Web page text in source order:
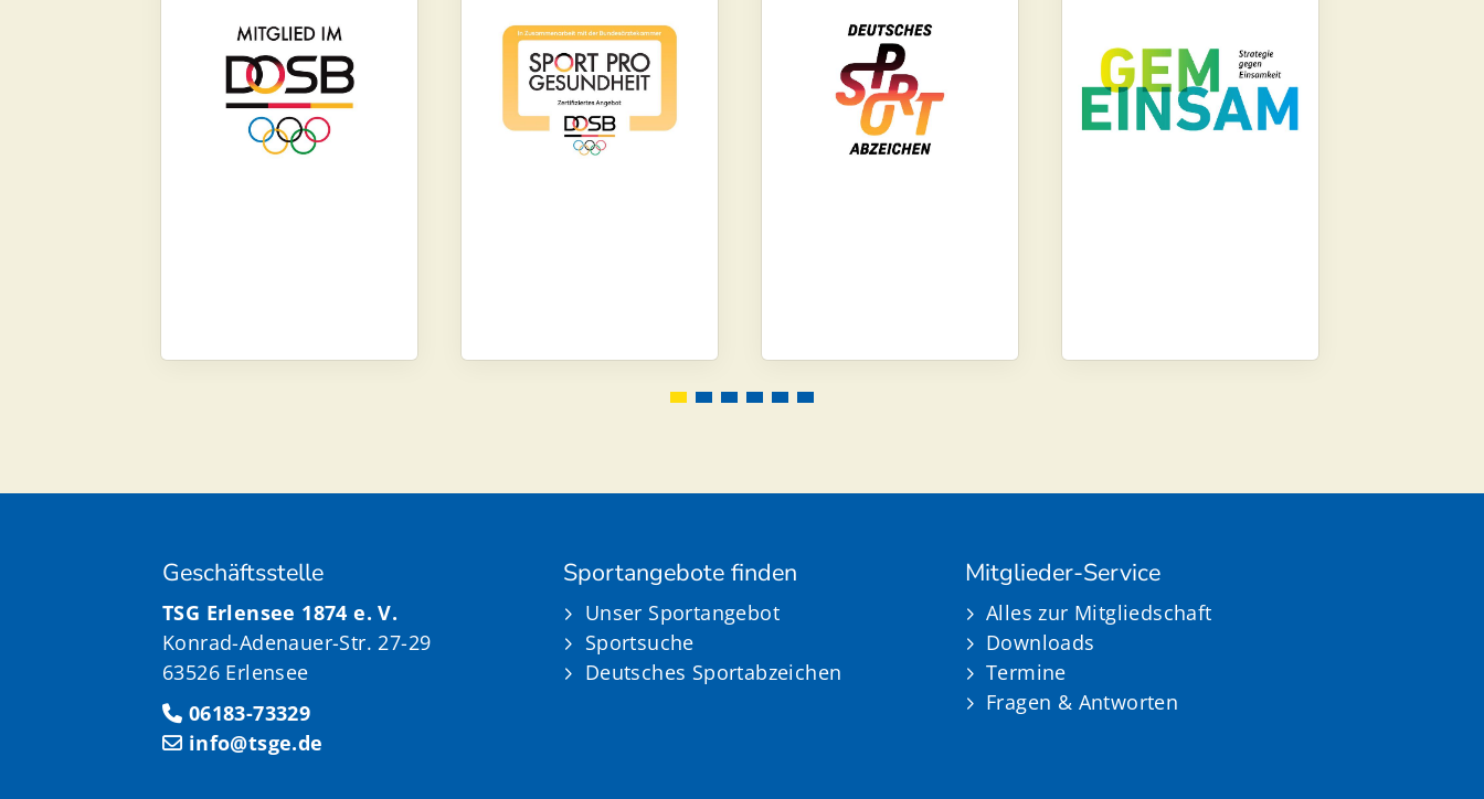
Geschäftsstelle
TSG Erlensee 1874 e. V.
Konrad-Adenauer-Str. 27-29
63526 Erlensee
06183-73329
info@tsge.de
Sportangebote finden
Unser Sportangebot
Sportsuche
Deutsches Sportabzeichen
Mitglieder-Service
Alles zur Mitgliedschaft
Downloads
Termine
Fragen & Antworten